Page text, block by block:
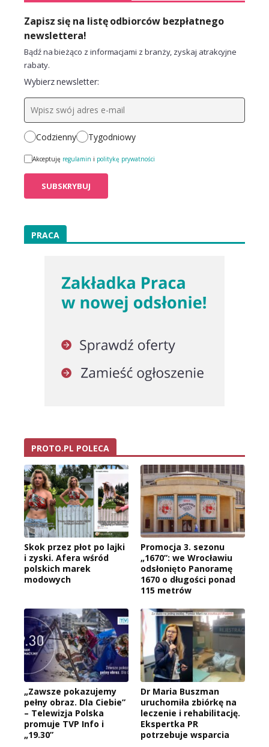
Zapisz się na listę odbiorców bezpłatnego
newslettera!
Bądź na bieżąco z informacjami z branży, zyskaj atrakcyjne
rabaty.
Wybierz newsletter:
Codzienny Tygodniowy
Akceptuję regulamin i politykę prywatności
PRACA
PROTO.PL POLECA
Skok przez płot po lajki
i zyski. Afera wśród
polskich marek
modowych
Promocja 3. sezonu
„1670”: we Wrocławiu
odsłonięto Panoramę
1670 o długości ponad
115 metrów
„Zawsze pokazujemy
pełny obraz. Dla Ciebie”
– Telewizja Polska
promuje TVP Info i
„19.30”
Dr Maria Buszman
uruchomiła zbiórkę na
leczenie i rehabilitację.
Ekspertka PR
potrzebuje wsparcia